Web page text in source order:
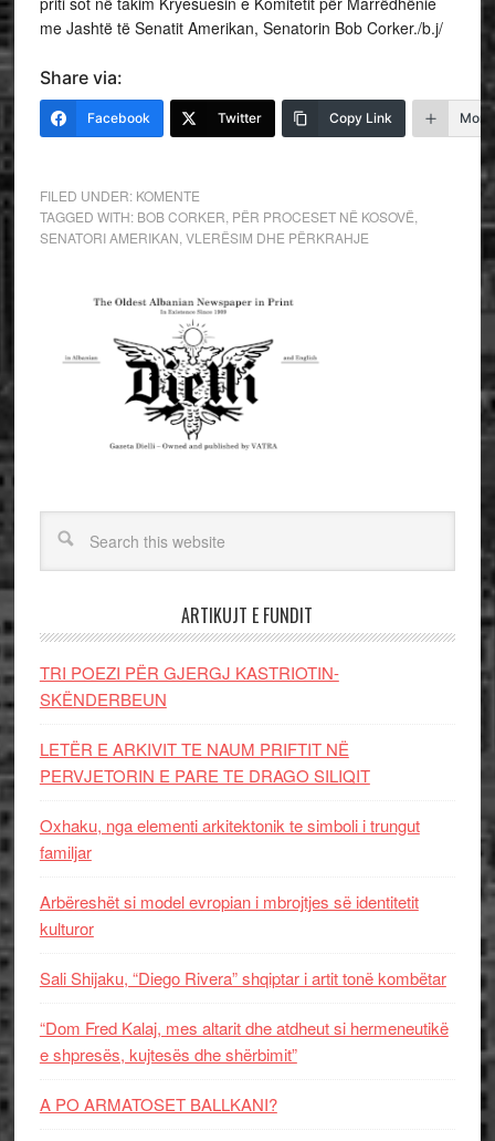
me Jashtë të Senatit Amerikan, Senatorin Bob Corker./b.j/
Share via:
Facebook Twitter Copy Link More
FILED UNDER: KOMENTE
TAGGED WITH: BOB CORKER PËR PROCESET NË KOSOVË
SENATORI AMERIKAN VLERËSIM DHE PËRKRAHJE
ARTIKUJT E FUNDIT
TRI POEZI PËR GJERGJ KASTRIOTIN-
SKËNDERBEUN
LETËR E ARKIVIT TE NAUM PRIFTIT NË
PERVJETORIN E PARE TE DRAGO SILIQIT
Oxhaku, nga elementi arkitektonik te simboli i trungut
familjar
Arbëreshët si model evropian i mbrojtjes së identitetit
kulturor
Sali Shijaku, “Diego Rivera” shqiptar i artit tonë kombëtar
“Dom Fred Kalaj, mes altarit dhe atdheut si hermeneutikë
e shpresës, kujtesës dhe shërbimit”
A PO ARMATOSET BALLKANI?